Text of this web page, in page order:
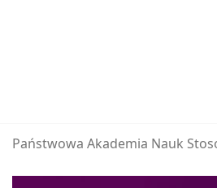
Państwowa Akademia Nauk